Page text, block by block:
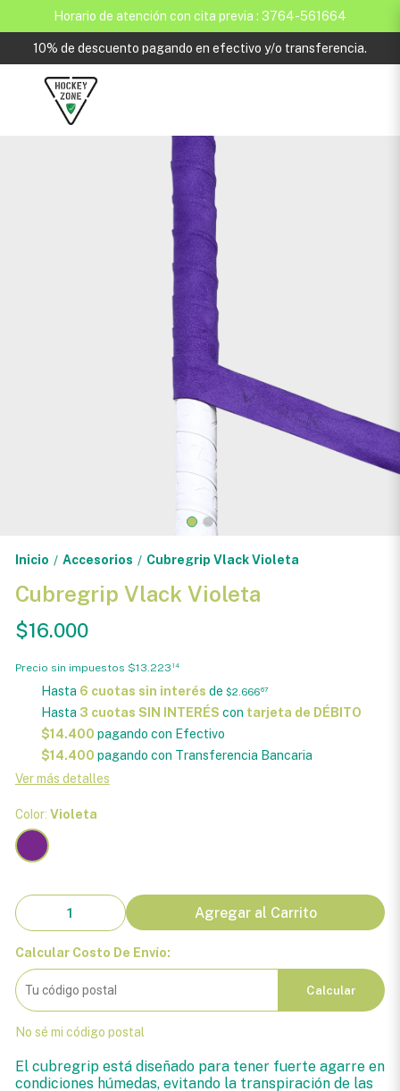
Horario de atención con cita previa : 3764-561664
10% de descuento pagando en efectivo y/o transferencia.
Inicio / Accesorios / Cubregrip Vlack Violeta
Cubregrip Vlack Violeta
$16.000
Precio sin impuestos $13.223 14
Hasta 6 cuotas sin interés de $2.66667
Hasta 3 cuotas SIN INTERÉS con tarjeta de DÉBITO
$14.400 pagando con Efectivo
$14.400 pagando con Transferencia Bancaria
Ver más detalles
Color: Violeta
Agregar al Carrito
Calcular Costo De Envío:
Calcular
No sé mi código postal
El cubregrip está diseñado para tener fuerte agarre en
condiciones húmedas, evitando la transpiración de las